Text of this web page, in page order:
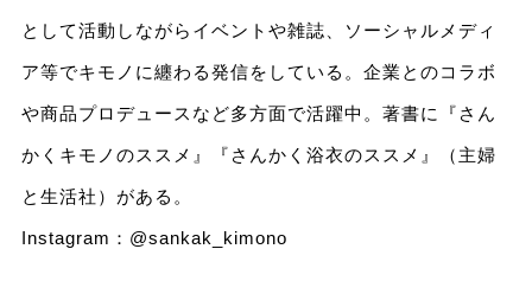
として活動しながらイベントや雑誌、ソーシャルメディ
ア等でキモノに纏わる発信をしている。企業とのコラボ
や商品プロデュースなど多⽅⾯で活躍中。著書に『さん
かくキモノのススメ』『さんかく浴衣のススメ』（主婦
と生活社）がある。
Instagram： @sankak_kimono